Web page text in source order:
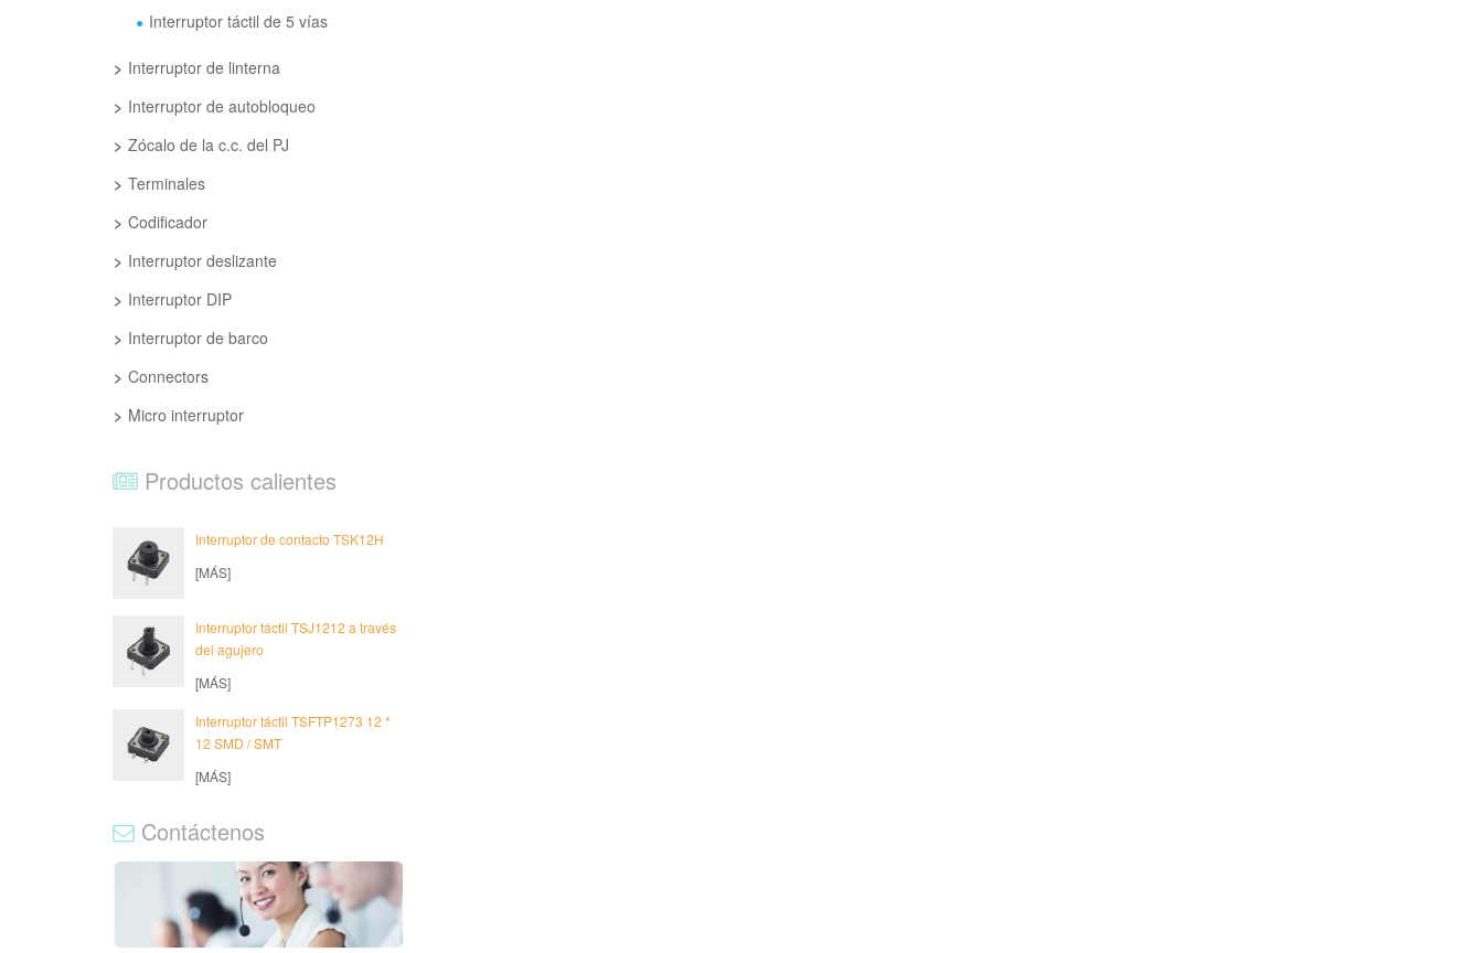
Interruptor táctil de 5 vías
Interruptor de linterna
Interruptor de autobloqueo
Zócalo de la c.c. del PJ
Terminales
Codificador
Interruptor deslizante
Interruptor DIP
Interruptor de barco
Connectors
Micro interruptor
Productos calientes
Interruptor de contacto TSK12H
[MÁS]
Interruptor táctil TSJ1212 a través
del agujero
[MÁS]
Interruptor táctil TSFTP1273 12 *
12 SMD / SMT
[MÁS]
Contáctenos